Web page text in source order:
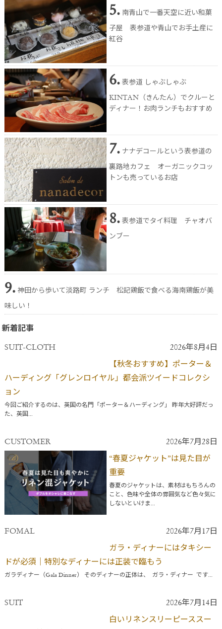
5. 南青山で一番天空に近い和菓
子屋 表参道や青山でお手土産に
紅谷
6. 表参道 しゃぶしゃぶ
KINTAN（きんたん）でクルーと
ディナー！お肉ランチもおすすめ
7. ナナデコールという表参道の
裏路地カフェ オーガニックコッ
トンも売っているお店
8. 表参道でタイ料理 チャオバ
ンブー
9. 神田から歩いて淡路町 ランチ 松記鶏飯で食べる海南鶏飯が美
味しい！
新着記事
SUIT-CLOTH 2026年8月4日
【秋冬おすすめ】ポーター＆
ハーディング「グレンロイヤル」都会派ツイードコレクシ
ョン
今回ご紹介するのは、英国の名門「ポーター＆ハーディング」 昨年大好評だっ
た、英国...
CUSTOMER 2026年7月28日
“春夏ジャケット”は見た目が
重要
春夏のジャケットは、素材はもちろんの
こと、色味や全体の雰囲気など色々気に
しないといけま...
FOMAL 2026年7月17日
ガラ・ディナーにはタキシー
ドが必須｜特別なディナーには正装で臨もう
ガラディナー（Gala Dinner） そのディナーの正体は、 ガラ・ディナー です...
SUIT 2026年7月14日
白いリネンスリーピーススー